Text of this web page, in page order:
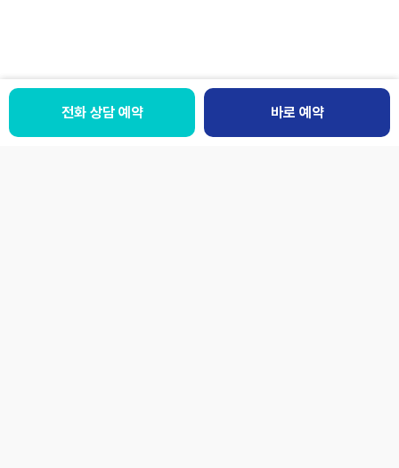
전화 상담예약 바로 예약
전화 상담 예약 바로 예약